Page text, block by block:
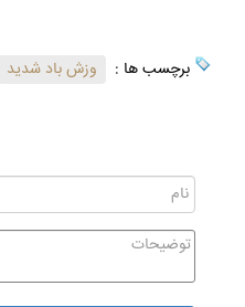
برچسب ها : وزش باد شدید